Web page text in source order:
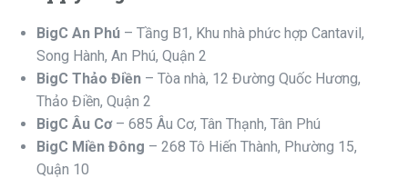
BigC An Phú – Tầng B1, Khu nhà phức hợp Cantavil,
Song Hành, An Phú, Quận 2
BigC Thảo Điền – Tòa nhà, 12 Đường Quốc Hương,
Thảo Điền, Quận 2
BigC Âu Cơ– 685 Âu Cơ, Tân Thạnh, Tân Phú
BigC Miền Đông – 268 Tô Hiến Thành, Phường 15,
Quận 10